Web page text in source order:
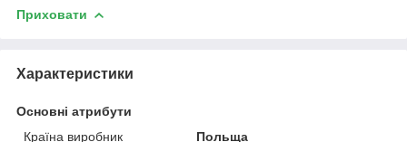
Приховати
Характеристики
Основні атрибути
Країна виробник
Польща